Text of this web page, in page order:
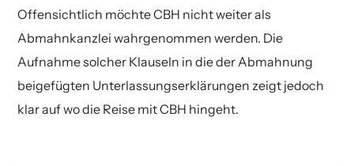
Offensichtlich möchte CBH nicht weiter als
Abmahnkanzlei wahrgenommen werden. Die
Aufnahme solcher Klauseln in die der Abmahnung
beigefügten Unterlassungserklärungen zeigt jedoch
klar auf wo die Reise mit CBH hingeht.